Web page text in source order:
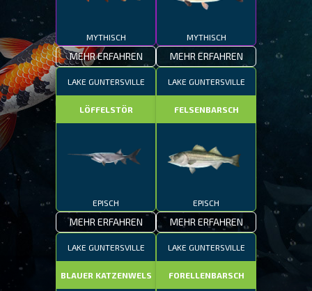
MYTHISCH
MEHR ERFAHREN
MYTHISCH
MEHR ERFAHREN
LAKE GUNTERSVILLE
LÖFFELSTÖR
EPISCH
MEHR ERFAHREN
LAKE GUNTERSVILLE
FELSENBARSCH
EPISCH
MEHR ERFAHREN
LAKE GUNTERSVILLE
BLAUER KATZENWELS
LAKE GUNTERSVILLE
FORELLENBARSCH